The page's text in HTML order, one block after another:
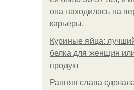
она находилась на
карьеры.
Куриные яйца:
белка для женщин
продукт
Ранняя слава